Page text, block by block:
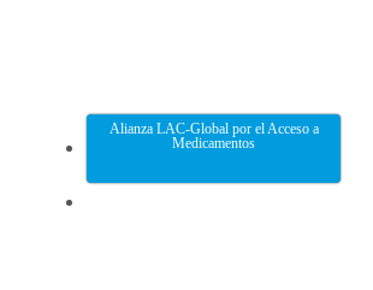
Alianza LAC-Global por el Acceso a
Medicamentos